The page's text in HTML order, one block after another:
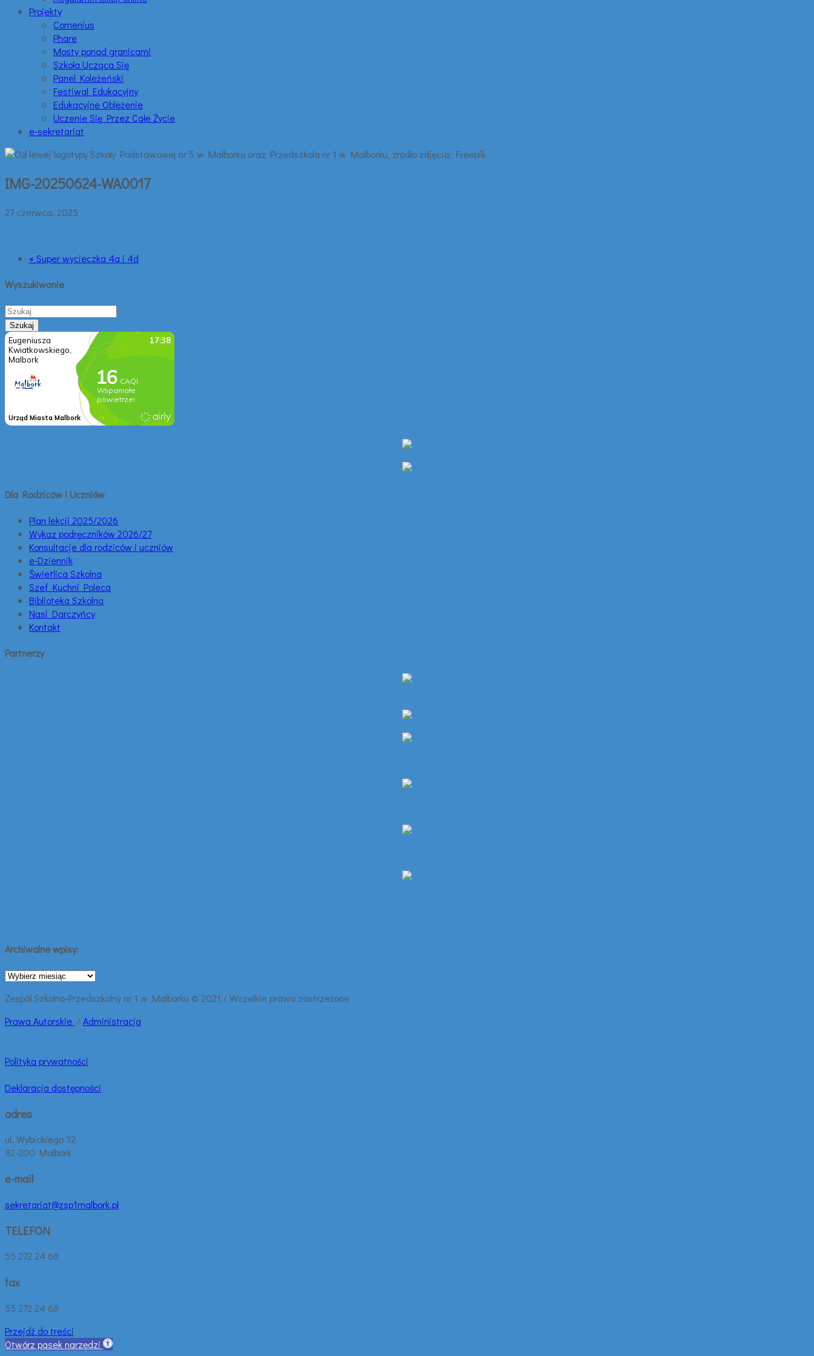
Projekty
Comenius
Phare
Mosty ponad granicami
Szkoła Ucząca Się
Panel Koleżeński
Festiwal Edukacyjny
Edukacyjne Oblężenie
Uczenie Się Przez Całe Życie
e-sekretariat
IMG-20250624-WA0017
27 czerwca, 2025
« Super wycieczka 4a i 4d
Wyszukiwanie
Dla Rodziców i Uczniów
Plan lekcji 2025/2026
Wykaz podręczników 2026/27
Konsultacje dla rodziców i uczniów
e-Dziennik
Świetlica Szkolna
Szef Kuchni Poleca
Biblioteka Szkolna
Nasi Darczyńcy
Kontakt
Partnerzy
Archiwalne wpisy:
Archiwalne
Zespół Szkolno-Przedszkolny nr 1 w Malborku © 2021 / Wszelkie prawa zastrzeżone
Prawa Autorskie /Administracja
Polityka prywatności
Deklaracja dostępności
adres
ul. Wybickiego 32
82-200 Malbork
e-mail
sekretariat@zsp1malbork.pl
TELEFON
55 272 24 68
fax
55 272 24 68
Przejdź do treści
Otwórz pasek narzędzi